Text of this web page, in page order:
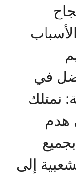
في
نمتلك
هدم
إلى